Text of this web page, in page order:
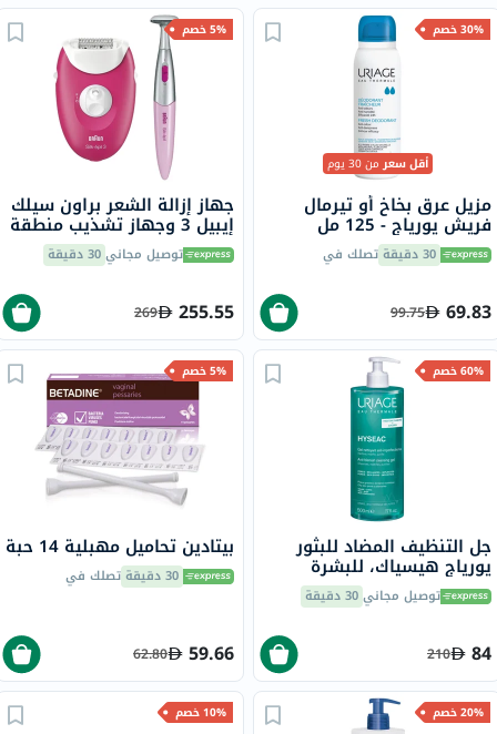
30% خصم
أقل سعرمن 30 يوم
مزيل عرق بخاخ أو تيرمال
فريش يورياج - 125 مل
30 دقيقة تصلك في
69.83
99.75
5% خصم
جهاز إزالة الشعر براون سيلك
إيبيل 3 وجهاز تشذيب منطقة
البكينيتوصيل مجاني30 دقيقة
255.55
269
60% خصم
جل التنظيف المضاد للبثور
يورياج هيسياك، للبشرة
الدهنية - 500 ملتوصيل مجاني30 دقيقة
84
210
5% خصم
بيتادين تحاميل مهبلية 14 حبة
30 دقيقة تصلك في
59.66
62.80
20% خصم 10% خصم